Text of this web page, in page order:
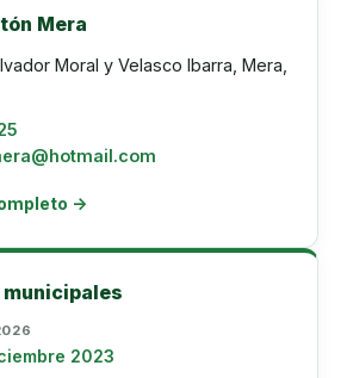
Mera
Moral y Velasco Ibarra, Mera,
→
2023